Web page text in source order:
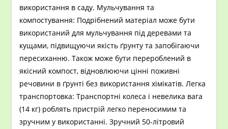
використання в саду. Мульчування та
компостування: Подрібнений матеріал може бути
використаний для мульчування під деревами та
кущами, підвищуючи якість ґрунту та запобігаючи
пересиханню. Також може бути перероблений в
якісний компост, відновлюючи цінні поживні
речовини в ґрунті без використання хімікатів. Легка
транспортовка: Транспортні колеса і невелика вага
(14 кг) роблять пристрій легко переносимим та
зручним у використанні. Зручний 50-літровий